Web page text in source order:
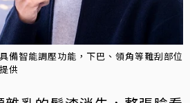
備智能調壓功能，下巴、領角等難刮部位
供